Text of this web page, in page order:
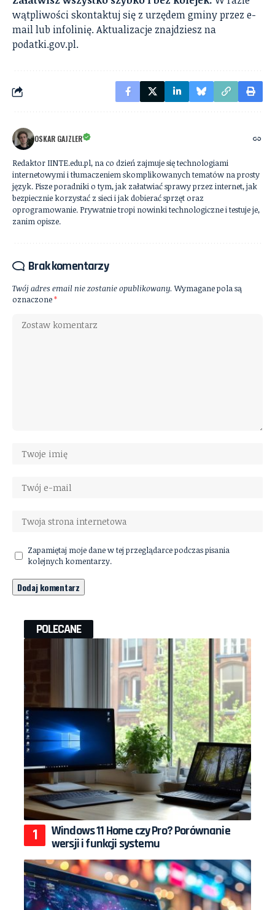
wątpliwości skontaktuj się z urzędem gminy przez e-
mail lub infolinię. Aktualizacje znajdziesz na
podatki.gov.pl.
OSKAR GAJZLER
Redaktor IINTE.edu.pl, na co dzień zajmuje się technologiami
internetowymi i tłumaczeniem skomplikowanych tematów na prosty
język. Pisze poradniki o tym, jak załatwiać sprawy przez internet, jak
bezpiecznie korzystać z sieci i jak dobierać sprzęt oraz
oprogramowanie. Prywatnie tropi nowinki technologiczne i testuje je,
zanim opisze.
Brak komentarzy
Twój adres email nie zostanie opublikowany. Wymagane pola są
oznaczone*
Zapamiętaj moje dane w tej przeglądarce podczas pisania
kolejnych komentarzy.
POLECANE
Windows 11 Home czy Pro? Porównanie
wersji i funkcji systemu